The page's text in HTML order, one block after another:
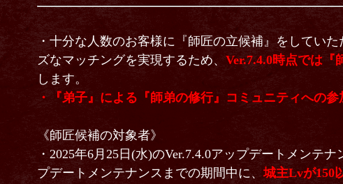
・十分な人数のお客様に『師匠の立候補』をしてい
ズなマッチングを実現するため、 Ver.7.4.0時点では『
します。
・『弟子』による『師弟の修行』コミュニティへの
《師匠候補の対象者》
・2025年6月25日(水)のVer.7.4.0アップデートメンテ
プデートメンテナンスまでの期間中に、城主Lvが150